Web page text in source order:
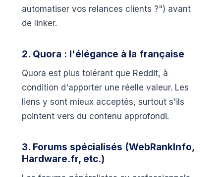
automatiser vos relances clients ?") avant
de linker.
2. Quora : l'élégance à la française
Quora est plus tolérant que Reddit, à
condition d'apporter une réelle valeur. Les
liens y sont mieux acceptés, surtout s'ils
pointent vers du contenu approfondi.
3. Forums spécialisés (WebRankInfo,
Hardware.fr, etc.)